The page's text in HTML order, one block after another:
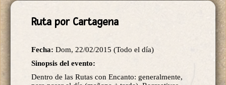
Ruta por Cartagena
Fecha: Dom, 22/02/2015 (Todo el día)
Sinopsis del evento:
Dentro de las Rutas con Encanto: generalmente,